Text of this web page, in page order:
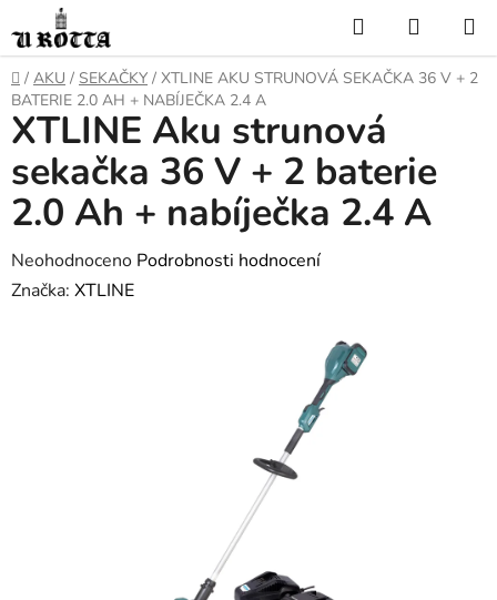
na
obsah
Hledat
KOŠÍK
DOMŮ
/ AKU / SEKAČKY / XTLINE AKU STRUNOVÁ SEKAČKA 36 V + 2
BATERIE 2.0 AH + NABÍJEČKA 2.4 A
XTLINE Aku strunová
sekačka 36 V + 2 baterie
2.0 Ah + nabíječka 2.4 A
Průměrné
hodnocení
Neohodnoceno Podrobnosti hodnocení
Značka: XTLINE